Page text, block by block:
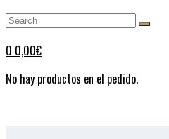
0 0,00€
No hay productos en el pedido.